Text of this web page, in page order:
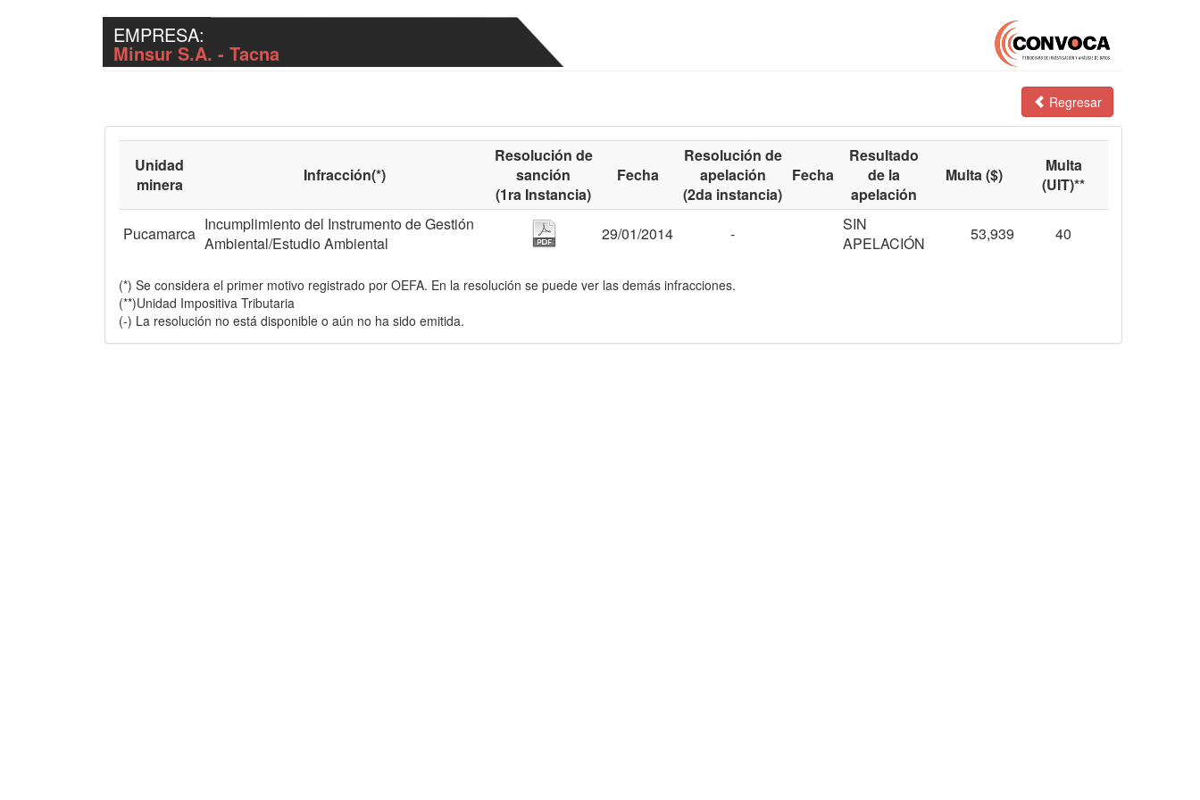
EMPRESA:
Minsur S.A. - Tacna
Regresar
Unidad
minera
Infracción(*)
Resolución de
sanción
(1ra Instancia)
Fecha
Resolución de
apelación
(2da instancia)
Fecha
Resultado
de la
apelación
Multa ($)
Multa
(UIT)**
Pucamarca Incumplimiento del Instrumento de Gestión
Ambiental/Estudio Ambiental
29/01/2014 -
SIN
APELACIÓN
53,939 40
(*) Se considera el primer motivo registrado por OEFA. En la resolución se puede ver las demás infracciones.
(**)Unidad Impositiva Tributaria
(-) La resolución no está disponible o aún no ha sido emitida.